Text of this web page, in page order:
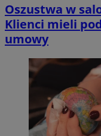
Oszustwa w
Klienci mieli
umowy